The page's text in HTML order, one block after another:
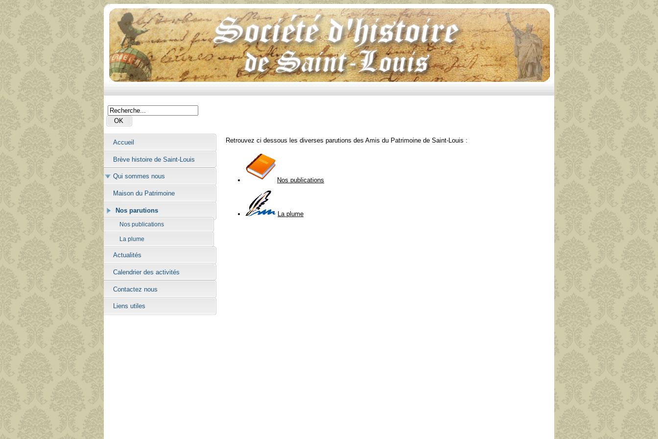
Accueil
Brève histoire de Saint-Louis
Qui sommes nous
Maison du Patrimoine
Nos parutions
Nos publications
La plume
Actualités
Calendrier des activités
Contactez nous
Liens utiles
Retrouvez ci dessous les diverses parutions des Amis du Patrimoine de Saint-Louis :
Nos publications
La plume